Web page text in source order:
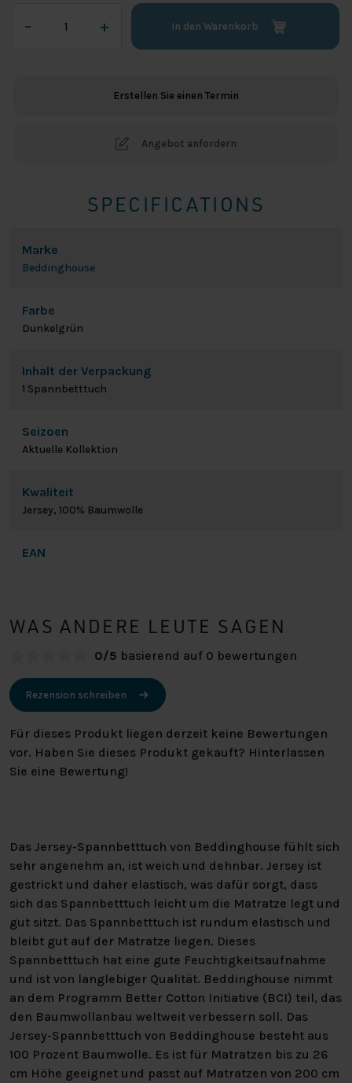
–
Jersey
+ In den Warenkorb
Erstellen Sie einen Termin
Angebot anfordern
SPECIFICATIONS
Marke
Beddinghouse
Farbe
Dunkelgrün
Inhalt der Verpackung
1 Spannbetttuch
Seizoen
Aktuelle Kollektion
Kwaliteit
Jersey, 100% Baumwolle
EAN
WAS ANDERE LEUTE SAGEN
0/5 basierend auf 0 bewertungen
Rezension schreiben
Für dieses Produkt liegen derzeit keine Bewertungen
vor. Haben Sie dieses Produkt gekauft? Hinterlassen
Sie eine Bewertung!
Das Jersey-Spannbetttuch von Beddinghouse fühlt sich
sehr angenehm an, ist weich und dehnbar. Jersey ist
gestrickt und daher elastisch, was dafür sorgt, dass
sich das Spannbetttuch leicht um die Matratze legt und
gut sitzt. Das Spannbetttuch ist rundum elastisch und
bleibt gut auf der Matratze liegen. Dieses
Spannbetttuch hat eine gute Feuchtigkeitsaufnahme
und ist von langlebiger Qualität. Beddinghouse nimmt
an dem Programm Better Cotton Initiative (BCI) teil, das
den Baumwollanbau weltweit verbessern soll. Das
Jersey-Spannbetttuch von Beddinghouse besteht aus
100 Prozent Baumwolle. Es ist für Matratzen bis zu 26
cm Höhe geeignet und passt auf Matratzen von 200 cm